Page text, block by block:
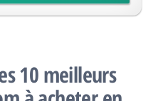
10 meilleurs